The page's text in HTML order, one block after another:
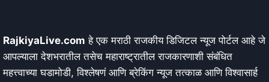
RajkiyaLive.com हे एक मराठी राजकीय डिजिटल न्यूज पोर्टल आहे जे
आपल्याला देशभरातील तसेच महाराष्ट्रातील राजकारणाशी संबंधित
महत्त्वाच्या घडामोडी, विश्लेषणं आणि ब्रेकिंग न्यूज तत्काळ आणि विश्वासार्ह